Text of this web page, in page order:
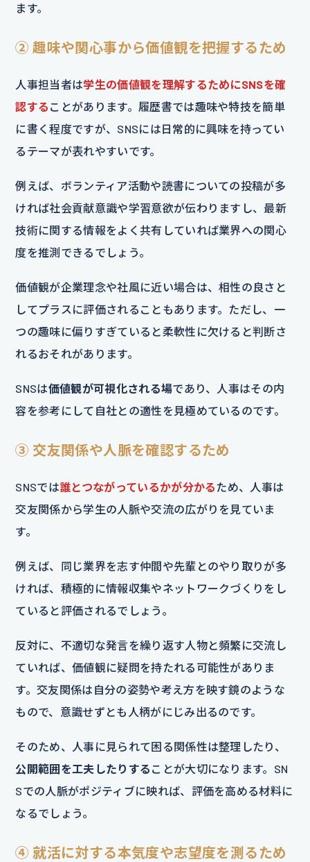
ます。
② 趣味や関心事から価値観を把握するため
人事担当者は学生の価値観を理解するためにSNSを確
認する ことがあります。履歴書では趣味や特技を簡単
に書く程度ですが、SNSには日常的に興味を持ってい
るテーマが表れやすいです。
例えば、ボランティア活動や読書についての投稿が多
ければ社会貢献意識や学習意欲が伝わりますし、最新
技術に関する情報をよく共有していれば業界への関心
度を推測できるでしょう。
価値観が企業理念や社風に近い場合は、相性の良さと
してプラスに評価されることもあります。ただし、一
つの趣味に偏りすぎていると柔軟性に欠けると判断さ
れるおそれがあります。
SNSは価値観が可視化される場であり、人事はその内
容を参考にして自社との適性を見極めているのです。
③ 交友関係や人脈を確認するため
SNSでは誰とつながっているかが分かるため、人事は
交友関係から学生の人脈や交流の広がりを見ていま
す。
例えば、同じ業界を志す仲間や先輩とのやり取りが多
ければ、積極的に情報収集やネットワークづくりをし
ていると評価されるでしょう。
反対に、不適切な発言を繰り返す人物と頻繁に交流し
ていれば、価値観に疑問を持たれる可能性がありま
す。交友関係は自分の姿勢や考え方を映す鏡のような
もので、意識せずとも人柄がにじみ出るのです。
そのため、人事に見られて困る関係性は整理したり、
公開範囲を工夫したりする ことが大切になります。SN
Sでの人脈がポジティブに映れば、評価を高める材料に
なるでしょう。
④ 就活に対する本気度や志望度を測るため